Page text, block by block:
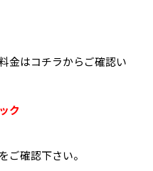
金はコチラからご確認い
ク
ご確認下さい。